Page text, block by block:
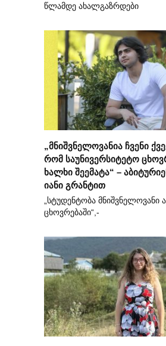
წლამდე ახალგაზრდები
„მნიშვნელოვანია ჩვენი
რომ საუნივერსიტეტო
ხალხი შეემატა“ –
იანი გრანტით
„სტუდენტობა მნიშვნელოვანი
ცხოვრებაში“,-